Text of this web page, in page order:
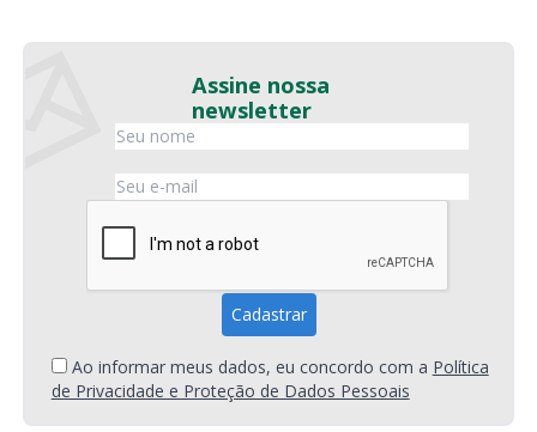
Assine nossa
newsletter
Ao informar meus dados, eu concordo com a Política
de Privacidade e Proteção de Dados Pessoais